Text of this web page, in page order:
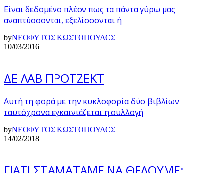
Είναι δεδομένο πλέον πως τα πάντα γύρω μας
αναπτύσσονται, εξελίσσονται ή
byΝΕΟΦΥΤΟΣ ΚΩΣΤΟΠΟΥΛΟΣ
10/03/2016
ΔΕ ΛΑΒ ΠΡΟΤΖΕΚΤ
Αυτή τη φορά με την κυκλοφορία δύο βιβλίων
ταυτόχρονα εγκαινιάζεται η συλλογή
byΝΕΟΦΥΤΟΣ ΚΩΣΤΟΠΟΥΛΟΣ
14/02/2018
ΓΙΑΤΙ ΣΤΑΜΑΤΑΜΕ ΝΑ ΘΕΛΟΥΜΕ;